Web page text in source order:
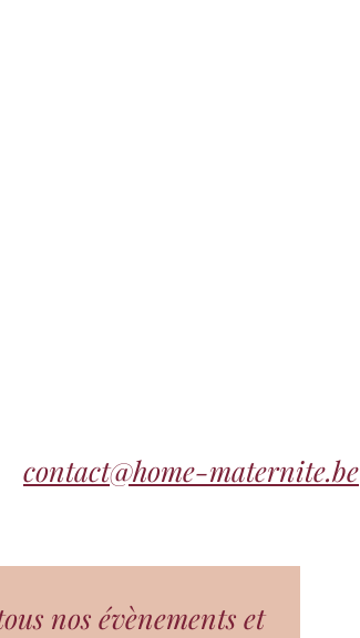
contact@home-maternite.be
nos évènements et